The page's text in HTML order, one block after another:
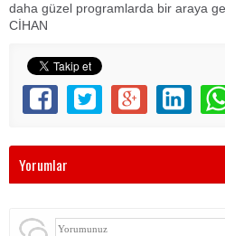
daha güzel programlarda bir araya
CİHAN
Yorumlar